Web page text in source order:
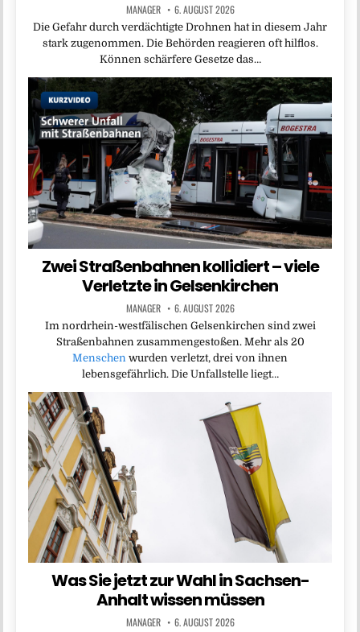
MANAGER 6. AUGUST 2026
Die Gefahr durch verdächtigte Drohnen hat in diesem Jahr
stark zugenommen. Die Behörden reagieren oft hilflos.
Können schärfere Gesetze das…
Zwei Straßenbahnen kollidiert – viele
Verletzte in Gelsenkirchen
MANAGER 6. AUGUST 2026
Im nordrhein-westfälischen Gelsenkirchen sind zwei
Straßenbahnen zusammengestoßen. Mehr als 20
Menschen wurden verletzt, drei von ihnen
lebensgefährlich. Die Unfallstelle liegt…
Was Sie jetzt zur Wahl in Sachsen-
Anhalt wissen müssen
MANAGER 6. AUGUST 2026